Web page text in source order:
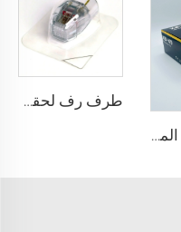
عناية ببشرة الميكرونيدلينغ بالرف مع أطراف سيلفيروم X XB-49
طرف رف لحقن الميكرونيدلينغ سيلفيروم X خرطوشة سيلفيروم X XE-25 من فيول